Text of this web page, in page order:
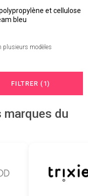
et cellulose
bleu
plusieurs modèles
FILTRER (1)
du